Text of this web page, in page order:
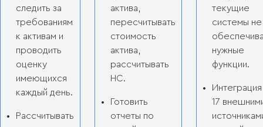
следить за
требованиям
к активам и
проводить
оценку
имеющихся
каждый день.
Рассчитывать
актива,
пересчитывать
стоимость
актива,
рассчитывать
НС.
Готовить
отчеты по
текущие
системы не
нужные
функции.
17